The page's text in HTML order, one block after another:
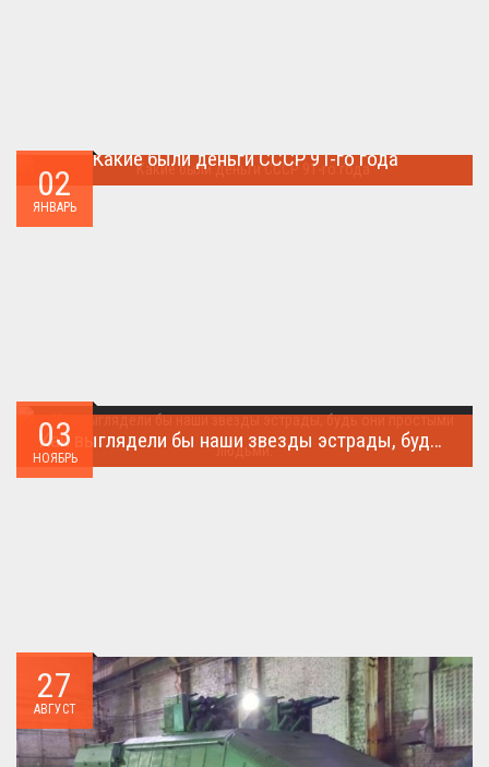
02
ЯНВАРЬ
Какие были деньги СССР 91-го года
03
НОЯБРЬ
Как выглядели бы наши звезды эстрады, будь они простыми людьми.
27
АВГУСТ